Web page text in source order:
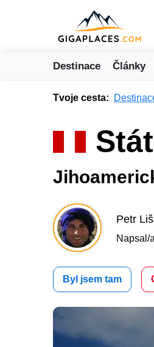
Destinace Články
Tvoje cesta:
Petr
Napsal/a
Byl jsem tam